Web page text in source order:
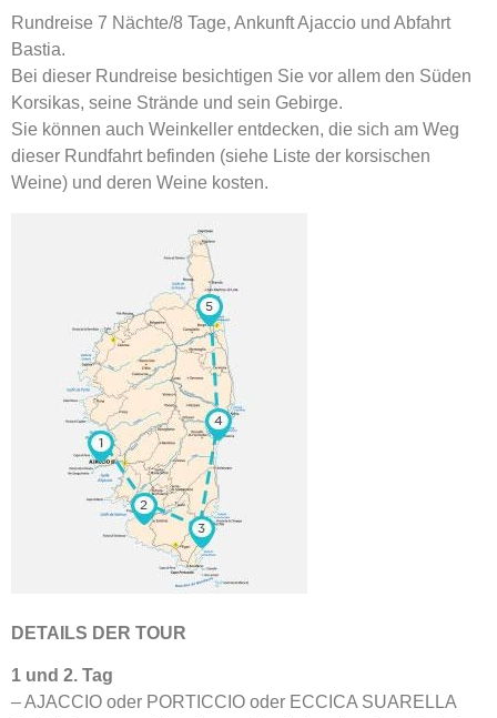
Rundreise 7 Nächte/8 Tage, Ankunft Ajaccio und Abfahrt
Bastia.
Bei dieser Rundreise besichtigen Sie vor allem den Süden
Korsikas, seine Strände und sein Gebirge.
Sie können auch Weinkeller entdecken, die sich am Weg
dieser Rundfahrt befinden (siehe Liste der korsischen
Weine) und deren Weine kosten.
DETAILS DER TOUR
1 und 2. Tag
– AJACCIO oder PORTICCIO oder ECCICA SUARELLA